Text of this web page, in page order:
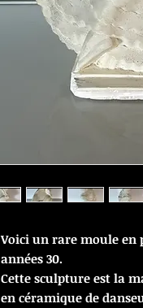
Voici un rare moule en
années 30.
Cette sculpture est la
en céramique de